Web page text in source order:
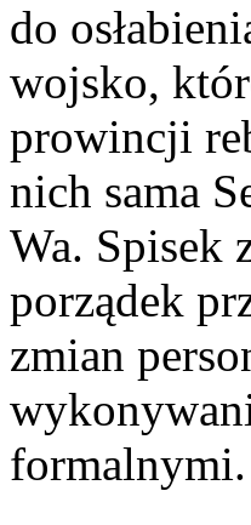
do
wojsko,
prowincji
nich sama
Wa. Spisek
porządek
zmian
formalnymi.